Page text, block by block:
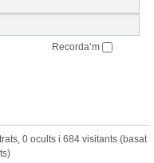
Recorda’m
0 ocults i 684 visitants (basat